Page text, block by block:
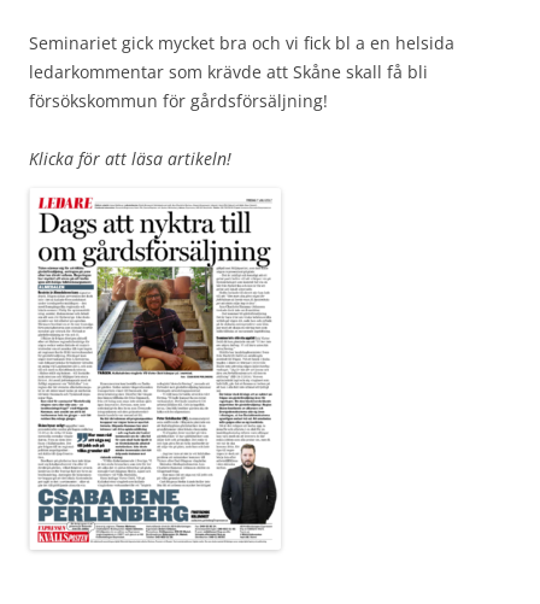
Seminariet gick mycket bra och vi fick bl a en helsida
ledarkommentar som krävde att Skåne skall få bli
försökskommun för gårdsförsäljning!
Klicka för att läsa artikeln!